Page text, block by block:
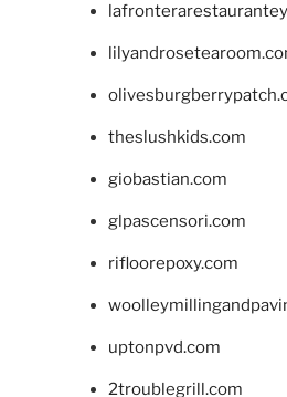
theslushkids.com
giobastian.com
glpascensori.com
rifloorepoxy.com
uptonpvd.com
2troublegrill.com